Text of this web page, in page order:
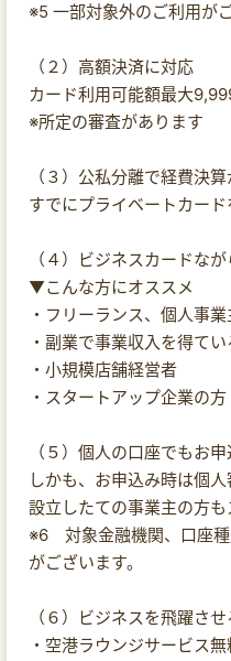
※5 一部対象外のご利用が
（２）高額決済に対応
カード利用可能額最大
※所定の審査があります
（３）公私分離で経費決
すでにプライベートカー
（４）ビジネスカードな
▼こんな方にオススメ
・フリーランス、個人事
・副業で事業収入を得て
・小規模店舗経営者
・スタートアップ企業の方
（５）個人の口座でもお
しかも、お申込み時は個
設立したての事業主の方も
※6 対象金融機関、口座種
がございます。
（６）ビジネスを飛躍さ
・空港ラウンジサービス無